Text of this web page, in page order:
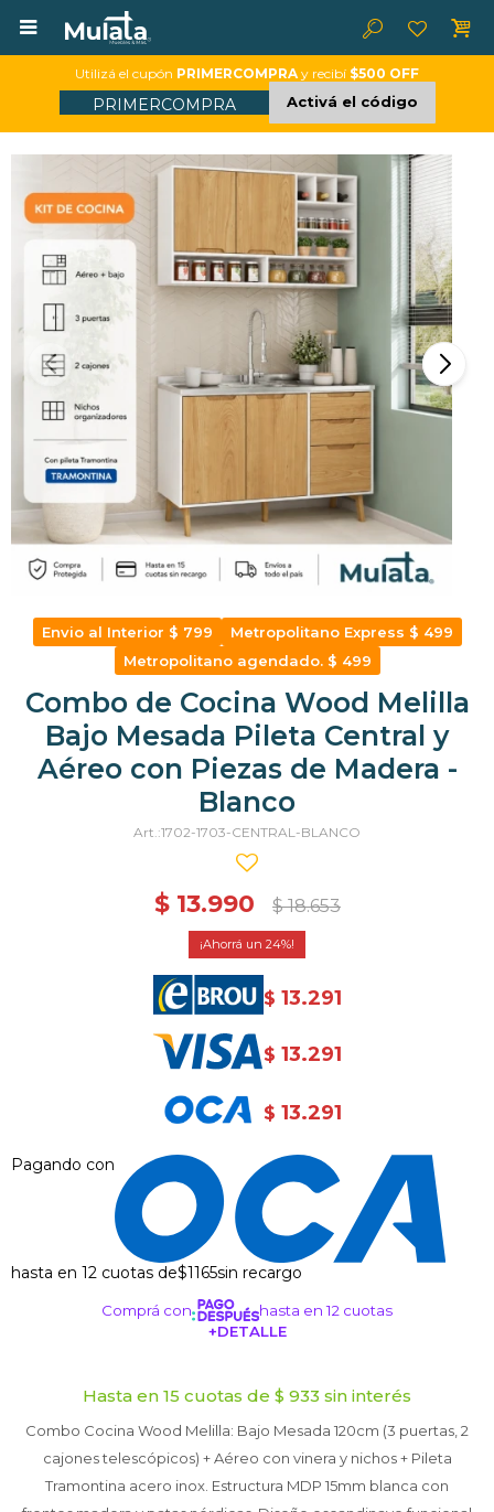

Utilizá el cupón PRIMERCOMPRA y recibí $500 OFF
PRIMERCOMPRA Activá el código
Envio al Interior $ 799
Metropolitano Express $ 499
Metropolitano agendado. $ 499
Combo de Cocina Wood Melilla
Bajo Mesada Pileta Central y
Aéreo con Piezas de Madera -
Blanco
1702-1703-CENTRAL-BLANCO
$ 13.990 $ 18.653
24
$ 13.291
$ 13.291
$ 13.291
Pagando con
hasta en 12 cuotas de$1165sin recargo
Comprá con
hasta en 12 cuotas
+DETALLE
Hasta en 15 cuotas de $ 933 sin interés
Combo Cocina Wood Melilla: Bajo Mesada 120cm (3 puertas, 2
cajones telescópicos) + Aéreo con vinera y nichos + Pileta
Tramontina acero inox. Estructura MDP 15mm blanca con